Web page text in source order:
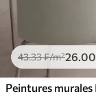
43.33₣/m²26.00